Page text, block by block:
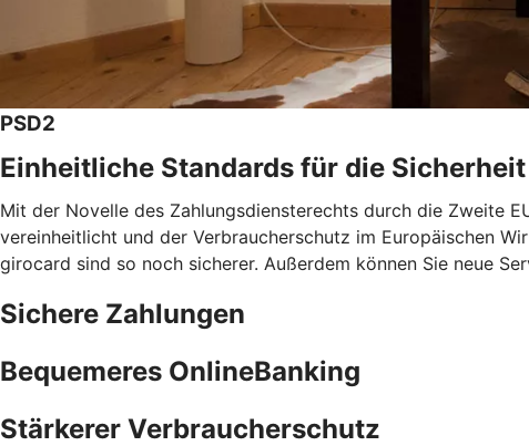
PSD2
Einheitliche Standards für die
Mit der Novelle des Zahlungsdiensterechts durch die Zweite
vereinheitlicht und der Verbraucherschutz im Europäischen
girocard sind so noch sicherer. Außerdem können Sie neue
Sichere Zahlungen
Bequemeres OnlineBanking
Stärkerer Verbraucherschutz